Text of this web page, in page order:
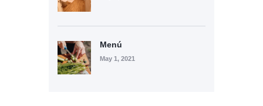
Menú
May 1, 2021